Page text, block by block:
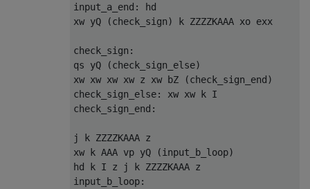
input_a_end: hd
xw yQ (check_sign) k ZZZZKAAA xo exx
check_sign:
qs yQ (check_sign_else)
xw xw xw xw z xw bZ (check_sign_end)
check_sign_else: xw xw k I
check_sign_end:
j k ZZZZKAAA z
xw k AAA vp yQ (input_b_loop)
hd k I z j k ZZZZKAAA z
input_b_loop: